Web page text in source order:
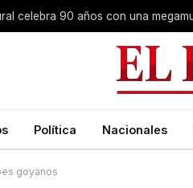
Política Nacionales
goyanos